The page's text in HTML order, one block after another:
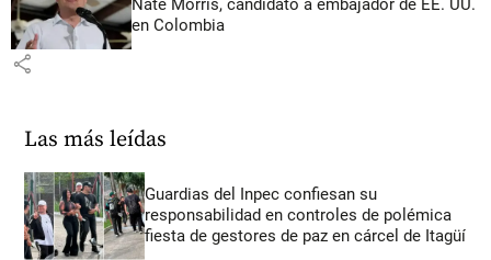
Nate Morris, candidato a embajador de EE. UU.
en Colombia
share
Las más leídas
Guardias del Inpec confiesan su
responsabilidad en controles de polémica
fiesta de gestores de paz en cárcel de Itagüí